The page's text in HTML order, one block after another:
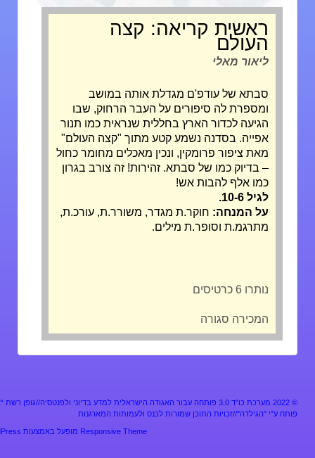
ראשית קריאה: קצה
העולם
ליאור מאלי
סבתא של עודפ'ם מגדלת אותה במושב
ומספרת לה סיפורים על העבר הרחוק, שבו
הגיעה לכדור הארץ בחללית שנראית כמו תנור
אפייה. בסדנה נשמע קטע מתוך "קצה העולם"
מאת ציפור פרומקין, ונכין מאכלים מחומר כחול
– בדיוק כמו של סבתא. זהירות! זה צורב בגרון
כמו אלף להבות אש!
על המנחה:חוקר.ת מגדר, משורר.ת, עורכ.ת,
מתרגמ.ת וסופר.ת מילים.
המכירה סגורה
מערכת כו"ד 3.0 פותחה עבור האגודה הישראלית למדע בדיוני ולפנטסיה//גופן רשת “אלף”
"הגילדה"//זכויות התוכן שמורות לכנס ולעמותות המארגנות
Responsive Themeמופעל באמצעות WordPress